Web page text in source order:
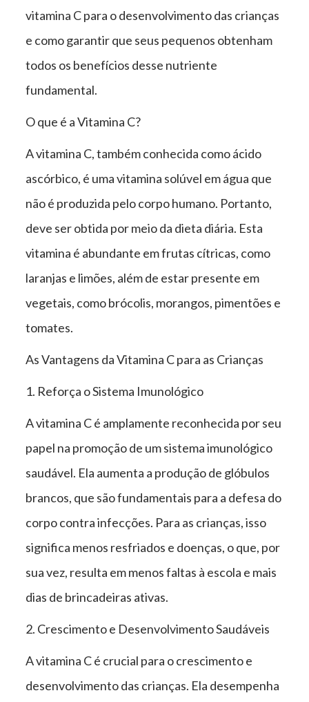
vitamina C para o desenvolvimento das crianças
e como garantir que seus pequenos obtenham
todos os benefícios desse nutriente
fundamental.
O que é a Vitamina C?
A vitamina C, também conhecida como ácido
ascórbico, é uma vitamina solúvel em água que
não é produzida pelo corpo humano. Portanto,
deve ser obtida por meio da dieta diária. Esta
vitamina é abundante em frutas cítricas, como
laranjas e limões, além de estar presente em
vegetais, como brócolis, morangos, pimentões e
tomates.
As Vantagens da Vitamina C para as Crianças
1. Reforça o Sistema Imunológico
A vitamina C é amplamente reconhecida por seu
papel na promoção de um sistema imunológico
saudável. Ela aumenta a produção de glóbulos
brancos, que são fundamentais para a defesa do
corpo contra infecções. Para as crianças, isso
significa menos resfriados e doenças, o que, por
sua vez, resulta em menos faltas à escola e mais
dias de brincadeiras ativas.
2. Crescimento e Desenvolvimento Saudáveis
A vitamina C é crucial para o crescimento e
desenvolvimento das crianças. Ela desempenha